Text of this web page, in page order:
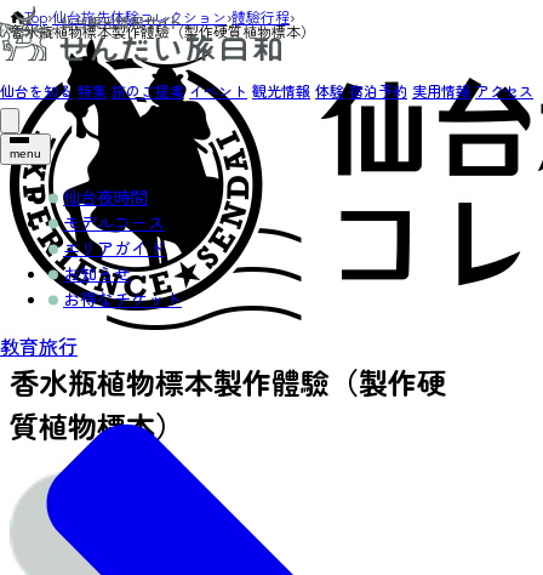
仙台を知る 特集 旅のご提案 イベント 観光情報 体験 宿泊予約 実用情報 アクセス
menu
仙台夜時間
モデルコース
エリアガイド
お知らせ
お得なチケット
教育旅行
Top›仙台旅先体験コレクション›體驗行程›
香水瓶植物標本製作體驗（製作硬質植物標本）
香水瓶植物標本製作體驗（製作硬
質植物標本）